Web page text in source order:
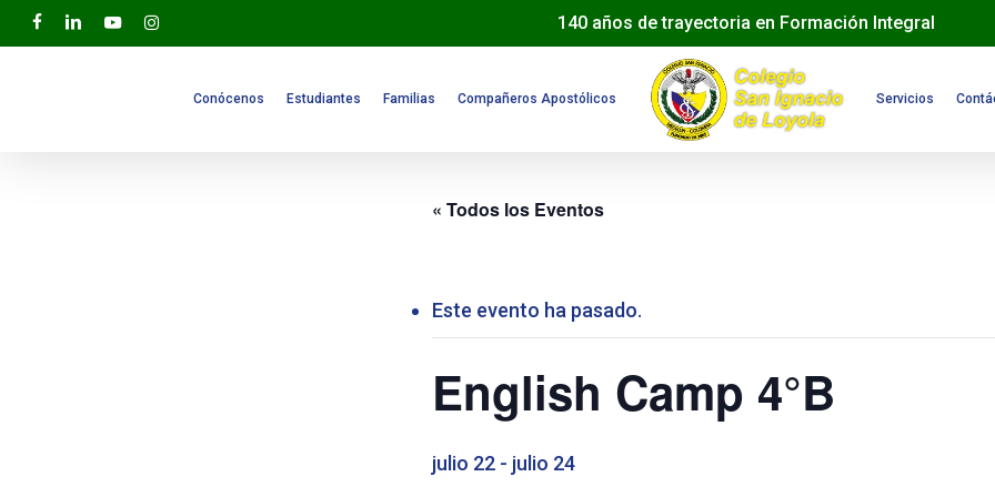
Skipfacebooklinkedinyoutubeinstagram 140 años de trayectoria en Formación Integral
Conócenos Estudiantes Familias Compañeros Apostólicos Servicios
« Todos los Eventos
Este evento ha pasado.
English Camp 4°B
julio 22- julio 24